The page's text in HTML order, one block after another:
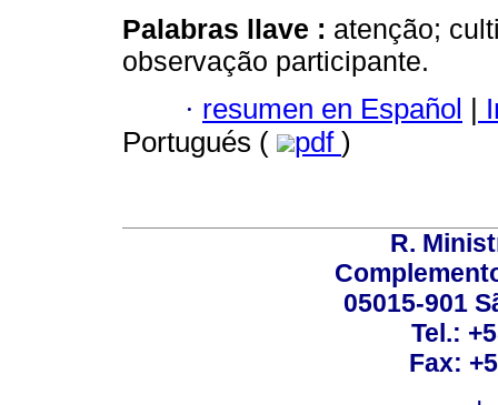
Palabras llave : atenção;
observação participante.
· resumen en Español |
Portugués (
pdf )
R.
05015-901
Tel.:
Fax: